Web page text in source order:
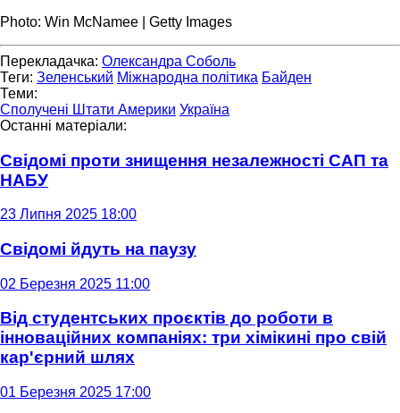
Photo: Win McNamee | Getty Images
Перекладачка: Олександра Соболь
Теги: Зеленський Міжнародна політика Байден
Теми:
Сполучені Штати Америки Україна
Останні матеріали:
Свідомі проти знищення незалежності САП та
НАБУ
23 Липня 2025 18:00
Свідомі йдуть на паузу
02 Березня 2025 11:00
Від студентських проєктів до роботи в
інноваційних компаніях: три хімікині про свій
кар'єрний шлях
01 Березня 2025 17:00